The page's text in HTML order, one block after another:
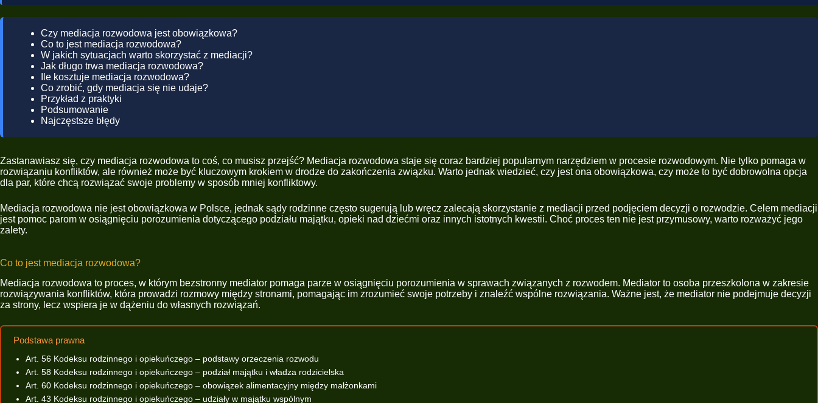
Czy mediacja rozwodowa jest obowiązkowa?
Co to jest mediacja rozwodowa?
W jakich sytuacjach warto skorzystać z mediacji?
Jak długo trwa mediacja rozwodowa?
Ile kosztuje mediacja rozwodowa?
Co zrobić, gdy mediacja się nie udaje?
Przykład z praktyki
Podsumowanie
Najczęstsze błędy
Zastanawiasz się, czy mediacja rozwodowa to coś, co musisz przejść? Mediacja rozwodowa staje się coraz bardziej popularnym narzędziem w procesie rozwodowym. Nie tylko pomaga w
rozwiązaniu konfliktów, ale również może być kluczowym krokiem w drodze do zakończenia związku. Warto jednak wiedzieć, czy jest ona obowiązkowa, czy może to być dobrowolna opcja
dla par, które chcą rozwiązać swoje problemy w sposób mniej konfliktowy.
Mediacja rozwodowa nie jest obowiązkowa w Polsce, jednak sądy rodzinne często sugerują lub wręcz zalecają skorzystanie z mediacji przed podjęciem decyzji o rozwodzie. Celem mediacji
jest pomoc parom w osiągnięciu porozumienia dotyczącego podziału majątku, opieki nad dziećmi oraz innych istotnych kwestii. Choć proces ten nie jest przymusowy, warto rozważyć jego
zalety.
Co to jest mediacja rozwodowa?
Mediacja rozwodowa to proces, w którym bezstronny mediator pomaga parze w osiągnięciu porozumienia w sprawach związanych z rozwodem. Mediator to osoba przeszkolona w zakresie
rozwiązywania konfliktów, która prowadzi rozmowy między stronami, pomagając im zrozumieć swoje potrzeby i znaleźć wspólne rozwiązania. Ważne jest, że mediator nie podejmuje decyzji
za strony, lecz wspiera je w dążeniu do własnych rozwiązań.
Podstawa prawna
Art. 56 Kodeksu rodzinnego i opiekuńczego – podstawy orzeczenia rozwodu
Art. 58 Kodeksu rodzinnego i opiekuńczego – podział majątku i władza rodzicielska
Art. 60 Kodeksu rodzinnego i opiekuńczego – obowiązek alimentacyjny między małżonkami
Art. 43 Kodeksu rodzinnego i opiekuńczego – udziały w majątku wspólnym